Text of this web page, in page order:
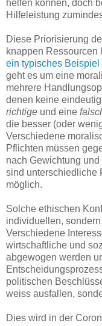
helfen können, doch
Hilfeleistung
Diese Priorisierung
knappen Ressourcen
ein typisches
geht es um eine
mehrere
denen keine
richtige und eine
die besser (oder
Verschiedene
Pflichten müssen
nach Gewichtung
sind unterschiedliche
möglich.
Solche ethischen
individuellen,
Verschiedene
wirtschaftliche und
abgewogen werden
politischen
weiss ausfallen,
Dies wird in der